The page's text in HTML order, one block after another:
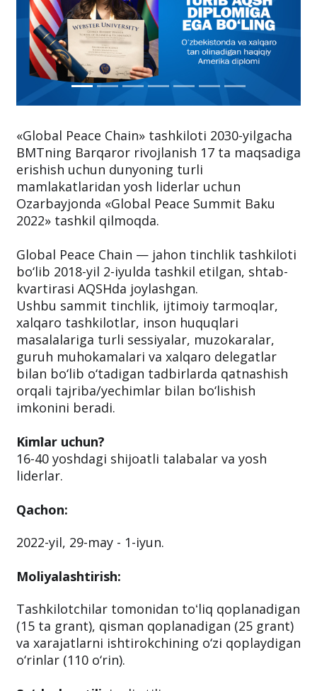
«Global Peace Chain» tashkiloti 2030-yilgacha
BMTning Barqaror rivojlanish 17 ta maqsadiga
erishish uchun dunyoning turli
mamlakatlaridan yosh liderlar uchun
Ozarbayjonda «Global Peace Summit Baku
2022» tashkil qilmoqda.
Global Peace Chain — jahon tinchlik tashkiloti
bo‘lib 2018-yil 2-iyulda tashkil etilgan, shtab-
kvartirasi AQSHda joylashgan.
Ushbu sammit tinchlik, ijtimoiy tarmoqlar,
xalqaro tashkilotlar, inson huquqlari
masalalariga turli sessiyalar, muzokaralar,
guruh muhokamalari va xalqaro delegatlar
bilan bo‘lib o‘tadigan tadbirlarda qatnashish
orqali tajriba/yechimlar bilan bo‘lishish
imkonini beradi.
Kimlar uchun?
16-40 yoshdagi shijoatli talabalar va yosh
liderlar.
Qachon:
2022-yil, 29-may - 1-iyun.
Moliyalashtirish:
Tashkilotchilar tomonidan toʻliq qoplanadigan
(15 ta grant), qisman qoplanadigan (25 grant)
va xarajatlarni ishtirokchining o‘zi qoplaydigan
o‘rinlar (110 o‘rin).